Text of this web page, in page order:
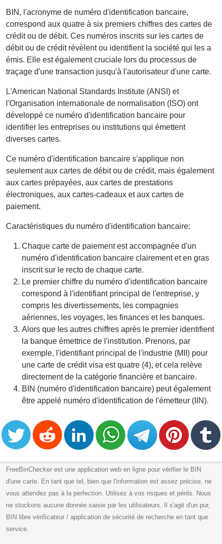
BIN, l'acronyme de numéro d'identification bancaire,
correspond aux quatre à six premiers chiffres des cartes de
crédit ou de débit. Ces numéros inscrits sur les cartes de
débit ou de crédit révèlent ou identifient la société qui les a
émis. Elle est également cruciale lors du processus de
traçage d'une transaction jusqu'à l'autorisateur d'une carte.
L'American National Standards Institute (ANSI) et
l'Organisation internationale de normalisation (ISO) ont
développé ce numéro d'identification bancaire pour
identifier les entreprises ou institutions qui émettent
diverses cartes.
Ce numéro d'identification bancaire s'applique non
seulement aux cartes de débit ou de crédit, mais également
aux cartes prépayées, aux cartes de prestations
électroniques, aux cartes-cadeaux et aux cartes de
paiement.
Caractéristiques du numéro d'identification bancaire:
Chaque carte de paiement est accompagnée d'un
numéro d'identification bancaire clairement et en gras
inscrit sur le recto de chaque carte.
Le premier chiffre du numéro d'identification bancaire
correspond à l'identifiant principal de l'entreprise, y
compris les divertissements, les compagnies
aériennes, les voyages, les finances et les banques.
Alors que les autres chiffres après le premier identifient
la banque émettrice de l'institution. Prenons, par
exemple, l'identifiant principal de l'industrie (MII) pour
une carte de crédit visa est quatre (4), et cela relève
directement de la catégorie financière et bancaire.
BIN (numéro d'identification bancaire) peut également
être appelé numéro d'identification de l'émetteur (IIN).
FreeBinChecker est une application web en ligne pour vérifier le BIN
d'une carte. En tant que tel, bien que l'information est assez précise, ne
vous attendez pas à la perfection. Utilisez à vos risques et périls. Nous
ne stockons aucune donnée saisie par les utilisateurs. Il s'agit d'un pur,
BIN libre vérificateur / application de sécurité de recherche en tant que
service.